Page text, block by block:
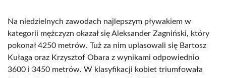
Na niedzielnych zawodach najlepszym pływakiem w
kategorii mężczyzn okazał się Aleksander Zagniński, który
pokonał 4250 metrów. Tuż za nim uplasowali się Bartosz
Kułaga oraz Krzysztof Obara z wynikami odpowiednio
3600 i 3450 metrów. W klasyfikacji kobiet triumfowała